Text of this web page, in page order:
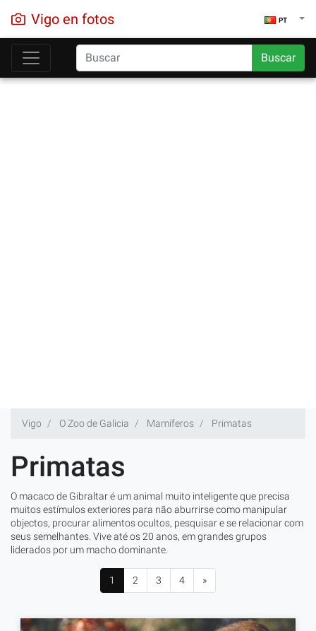
Vigo en fotos PT
Buscar
Vigo O Zoo de Galicia Mamíferos Primatas
Primatas
O macaco de Gibraltar é um animal muito inteligente que precisa
muitos estímulos exteriores para não aburrirse como manipular
objectos, procurar alimentos ocultos, pesquisar e se relacionar com
seus semelhantes. Vive até os 20 anos, em grandes grupos
liderados por um macho dominante.
1 2 3 4 »